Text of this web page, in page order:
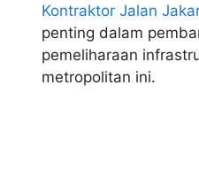
Kontraktor Jalan
penting dalam
pemeliharaan
metropolitan ini.